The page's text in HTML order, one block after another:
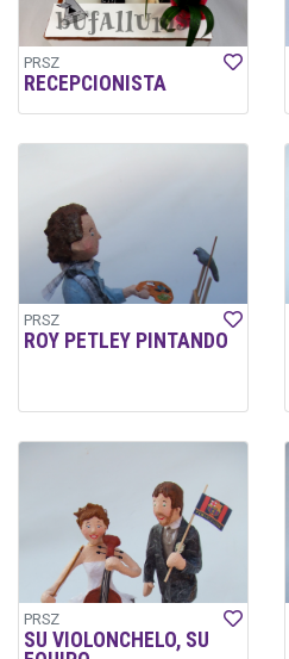
PRSZ
RECEPCIONISTA
PRSZ
ROY PETLEY PINTANDO
PRSZ
SU VIOLONCHELO, SU